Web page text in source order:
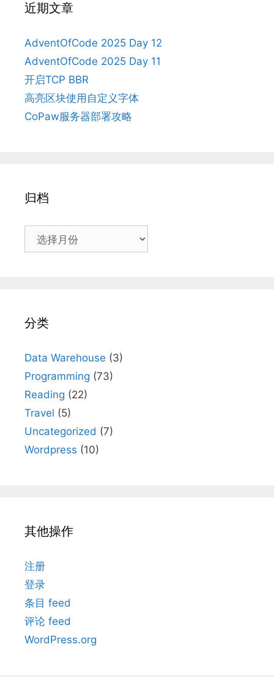
近期文章
AdventOfCode 2025 Day 12
AdventOfCode 2025 Day 11
开启TCP BBR
高亮区块使用自定义字体
CoPaw服务器部署攻略
归档
分类
Data Warehouse (3)
Programming (73)
Reading (22)
Travel (5)
Uncategorized (7)
Wordpress (10)
其他操作
注册
登录
条目 feed
评论 feed
WordPress.org